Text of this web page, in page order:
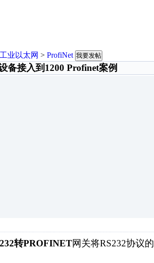
工业以太网 > ProfiNet 我要发帖
备接入到1200 Profinet案例
转PROFINET网关将RS232协议的